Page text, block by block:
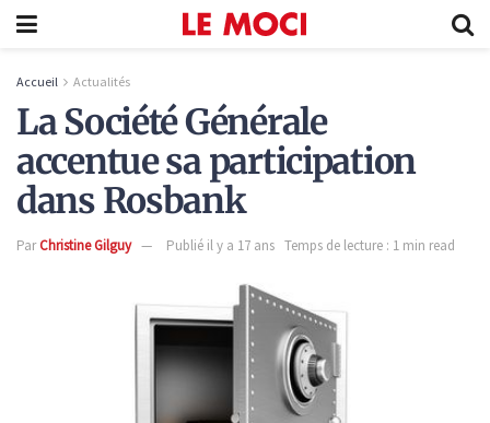
Accueil Actualités
La Société Générale
accentue sa participation
dans Rosbank
ParChristine Gilguy Publié il y a 17 ans Temps de lecture : 1 min read